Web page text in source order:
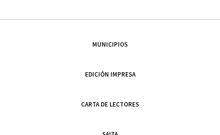
MUNICIPIOS
EDICIÓN IMPRESA
CARTA DE LECTORES